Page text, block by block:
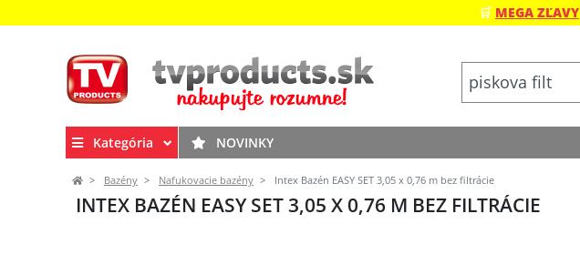
🛒 MEGA ZĽAVY
Kategória NOVINKY
Bazény Nafukovacie bazény Intex Bazén EASY SET 3,05 x 0,76 m bez filtrácie
INTEX BAZÉN EASY SET 3,05 X 0,76 M BEZ FILTRÁCIE